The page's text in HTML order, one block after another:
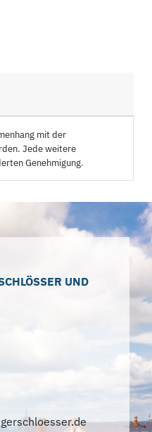
mit der
Jede weitere
Genehmigung.
UND